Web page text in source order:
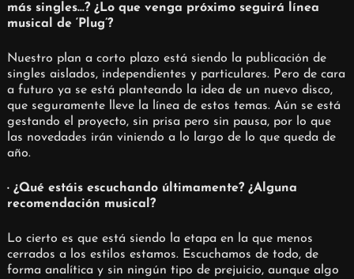
más singles…? ¿Lo que venga próximo seguirá línea
musical de ‘Plug’?
Nuestro plan a corto plazo está siendo la publicación de
singles aislados, independientes y particulares. Pero de cara
a futuro ya se está planteando la idea de un nuevo disco,
que seguramente lleve la línea de estos temas. Aún se está
gestando el proyecto, sin prisa pero sin pausa, por lo que
las novedades irán viniendo a lo largo de lo que queda de
año.
· ¿Qué estáis escuchando últimamente? ¿Alguna
recomendación musical?
Lo cierto es que está siendo la etapa en la que menos
cerrados a los estilos estamos. Escuchamos de todo, de
forma analítica y sin ningún tipo de prejuicio, aunque algo